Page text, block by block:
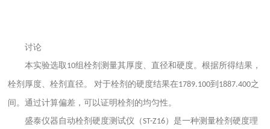
讨论
本实验选取 10组栓剂测量其厚度、直径和硬度。根据所得结果，
栓剂 厚度 、栓剂 直径。 对于栓剂 的硬度结果在1789.100到 1887.400之
间。通过计算偏差，可以证明栓剂的均匀性。
盛泰仪器自动栓剂硬度测试仪（ST-Z16） 是一种测量栓剂硬度理